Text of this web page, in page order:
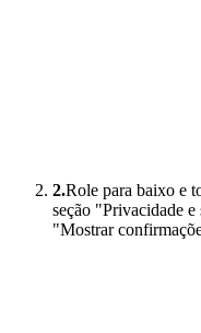
2.Role para baixo e
seção "Privacidade
"Mostrar